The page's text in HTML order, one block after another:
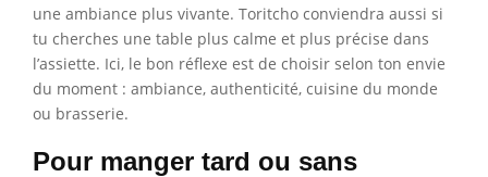
une ambiance plus vivante. Toritcho conviendra aussi si
tu cherches une table plus calme et plus précise dans
l’assiette. Ici, le bon réflexe est de choisir selon ton envie
du moment : ambiance, authenticité, cuisine du monde
ou brasserie.
Pour manger tard ou sans